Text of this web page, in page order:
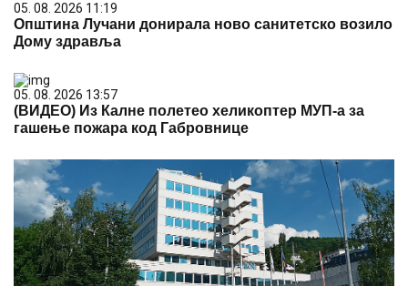
05. 08. 2026 11:19
Општина Лучани донирала ново санитетско возило
Дому здравља
05. 08. 2026 13:57
(ВИДЕО) Из Калне полетео хеликоптер МУП-а за
гашење пожара код Габровнице